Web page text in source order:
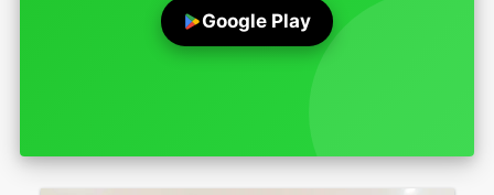
Google Play